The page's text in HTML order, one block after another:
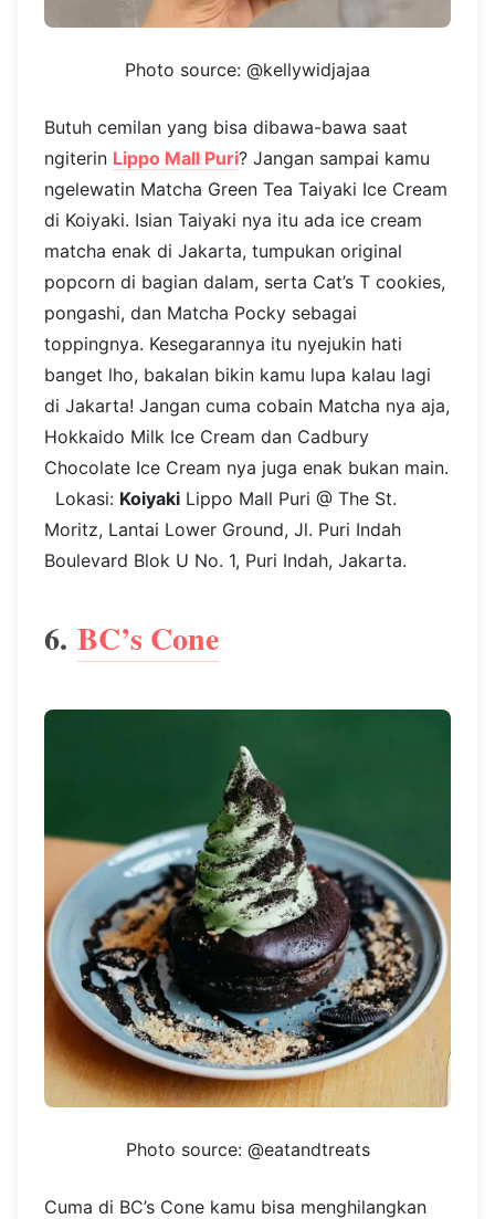
Photo source: @kellywidjajaa
Butuh cemilan yang bisa dibawa-bawa saat
ngiterin Lippo Mall Puri? Jangan sampai kamu
ngelewatin Matcha Green Tea Taiyaki Ice Cream
di Koiyaki. Isian Taiyaki nya itu ada ice cream
matcha enak di Jakarta, tumpukan original
popcorn di bagian dalam, serta Cat’s T cookies,
pongashi, dan Matcha Pocky sebagai
toppingnya. Kesegarannya itu nyejukin hati
banget lho, bakalan bikin kamu lupa kalau lagi
di Jakarta! Jangan cuma cobain Matcha nya aja,
Hokkaido Milk Ice Cream dan Cadbury
Chocolate Ice Cream nya juga enak bukan main.
Lokasi: Koiyaki Lippo Mall Puri @ The St.
Moritz, Lantai Lower Ground, Jl. Puri Indah
Boulevard Blok U No. 1, Puri Indah, Jakarta.
6. BC’s Cone
Photo source: @eatandtreats
Cuma di BC’s Cone kamu bisa menghilangkan